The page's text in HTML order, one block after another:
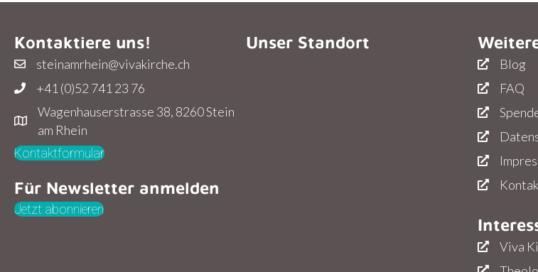
Kontaktiere uns!
steinamrhein@vivakirche.ch
+41 (0)52 741 23 76
Wagenhauserstrasse 38, 8260 Stein
am Rhein
Kontaktformular
Für Newsletter anmelden
Jetzt abonnieren
Unser Standort
Blog
FAQ
Viva